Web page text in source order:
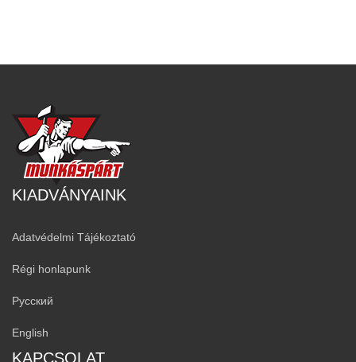
KIADVÁNYAINK
Adatvédelmi Tájékoztató
Régi honlapunk
Русский
English
KAPCSOLAT